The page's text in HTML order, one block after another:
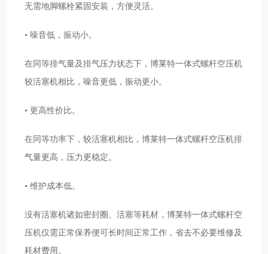
无需地脚螺栓紧固安装，方便灵活。
• 噪音低，振动小。
在同等排气量及排气压力状态下，博莱特一体式螺杆空压机
较活塞机相比，噪音更低，振动更小。
• 更高性价比。
在同等功率下，较活塞机相比，博莱特一体式螺杆空压机排
气量更高，压力更稳定。
• 维护成本低。
没有活塞机诸如密封圈、活塞等耗材，博莱特一体式螺杆空
压机仅需正常保养便可长时间正常工作，省去不必要维修及
耗材费用。